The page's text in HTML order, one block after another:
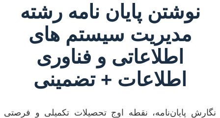
نوشتن پایان نامه رشته
مدیریت سیستم های
اطلاعاتی و فناوری
اطلاعات + تضمینی
نگارش پایان‌نامه، نقطه اوج تحصیلات تکمیلی و فرصتی